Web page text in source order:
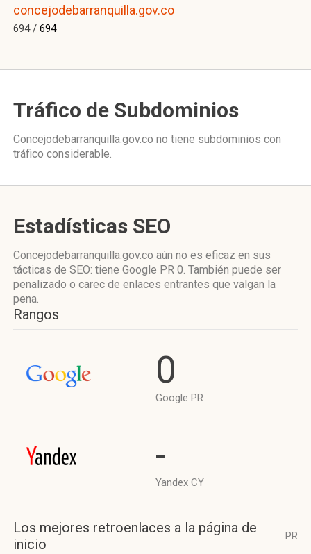
concejodebarranquilla.gov.co
694 / 694
Tráfico de Subdominios
Concejodebarranquilla.gov.co no tiene subdominios con
tráfico considerable.
Estadísticas SEO
Concejodebarranquilla.gov.co aún no es eficaz en sus
tácticas de SEO: tiene Google PR 0. También puede ser
penalizado o carec de enlaces entrantes que valgan la
pena.
Rangos
0
Google PR
-
Yandex CY
Los mejores retroenlaces a la página de
inicio
PR